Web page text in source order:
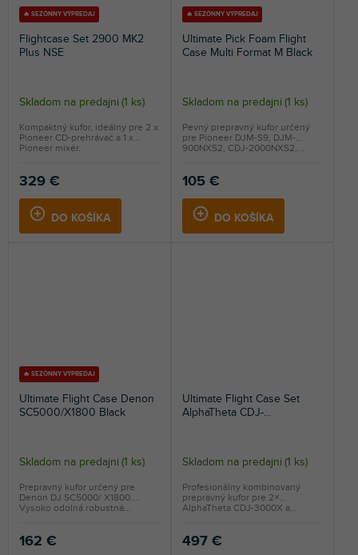
🔥 SEZÓNNY VÝPREDAJ
Flightcase Set 2900 MK2
Plus NSE
Skladom na predajni (1 ks)
329 €
DO KOŠÍKA
Kompaktný kufor, ideálny pre 2 x
Pioneer CD-prehrávač a 1 x
Pioneer mixér.
🔥 SEZÓNNY VÝPREDAJ
Ultimate Pick Foam Flight
Case Multi Format M Black
Skladom na predajni (1 ks)
105 €
DO KOŠÍKA
Pevný prepravný kufor určený
pre Pioneer DJM-S9, DJM-
900NXS2, CDJ-2000NXS2,...
🔥 SEZÓNNY VÝPREDAJ
Ultimate Flight Case Denon
SC5000/X1800 Black
Skladom na predajni (1 ks)
162 €
Prepravný kufor určený pre
Denon DJ SC5000/ X1800.
Vysoko odolná robustná...
Ultimate Flight Case Set
AlphaTheta CDJ-
Skladom na predajni (1 ks)
497 €
Profesionálny kombinovaný
prepravný kufor pre 2×
AlphaTheta CDJ-3000X a...